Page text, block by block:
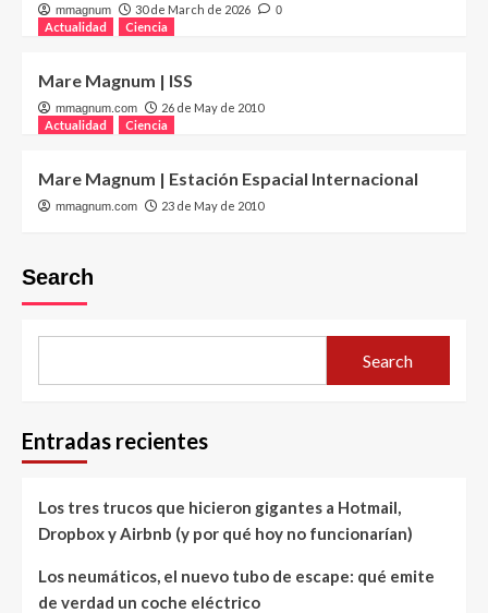
mmagnum 30 de March de 2026 0
Actualidad Ciencia
Mare Magnum | ISS
mmagnum.com
26 de May de 2010
Actualidad
Ciencia
Mare Magnum | Estación Espacial Internacional
mmagnum.com 23 de May de 2010
Search
Search
Entradas recientes
Los tres trucos que hicieron gigantes a Hotmail,
Dropbox y Airbnb (y por qué hoy no funcionarían)
Los neumáticos, el nuevo tubo de escape: qué emite
de verdad un coche eléctrico